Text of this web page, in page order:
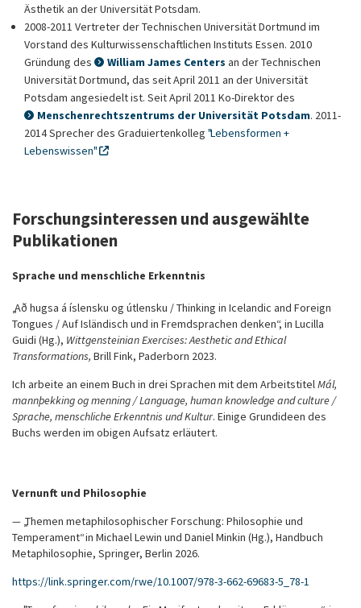
Ästhetik an der Universität Potsdam.
2008-2011 Vertreter der Technischen Universität Dortmund im
Vorstand des Kulturwissenschaftlichen Instituts Essen. 2010
Gründung des
William James Centers an der Technischen
Universität Dortmund, das seit April 2011 an der Universität
Potsdam angesiedelt ist. Seit April 2011 Ko-Direktor des
Menschenrechtszentrums der Universität Potsdam. 2011-
2014 Sprecher des Graduiertenkolleg "Lebensformen +
Lebenswissen"
Forschungsinteressen und ausgewählte
Publikationen
Sprache und menschliche Erkenntnis
„Að hugsa á íslensku og útlensku / Thinking in Icelandic and Foreign
Tongues / Auf Isländisch und in Fremdsprachen denken“, in Lucilla
Guidi (Hg.), Wittgensteinian Exercises: Aesthetic and Ethical
Transformations, Brill Fink, Paderborn 2023.
Ich arbeite an einem Buch in drei Sprachen mit dem ArbeitstitelMál,
mannþekking og menning / Language, human knowledge and culture /
Sprache, menschliche Erkenntnis und Kultur. Einige Grundideen des
Buchs werden im obigen Aufsatz erläutert.
Vernunft und Philosophie
— „Themen metaphilosophischer Forschung: Philosophie und
Temperament“ in Michael Lewin und Daniel Minkin (Hg.), Handbuch
Metaphilosophie, Springer, Berlin 2026.
https://link.springer.com/rwe/10.1007/978-3-662-69683-5_78-1